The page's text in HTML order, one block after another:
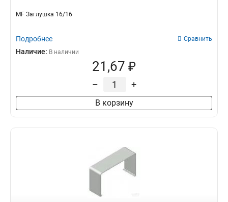
MF Заглушка 16/16
Подробнее Сравнить
Наличие: В наличии
21,67 ₽
– +
В корзину